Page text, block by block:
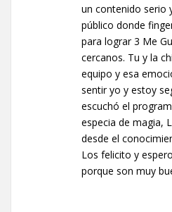
un contenido serio
público donde
para lograr 3 Me
cercanos. Tu y la
equipo y esa
sentir yo y estoy
escuchó el
especia de magia,
desde el
Los felicito y
porque son muy